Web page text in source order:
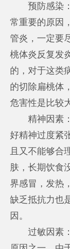
预防感染
常重要的原因
管炎，一定要
桃体炎反复发
的，对于这类
的切除扁桃体
危害性是比较
精神因素
好精神过度紧
且又不能够合
肤，长期饮食
界感冒，发热
缺乏抵抗力也
因。
过敏因素